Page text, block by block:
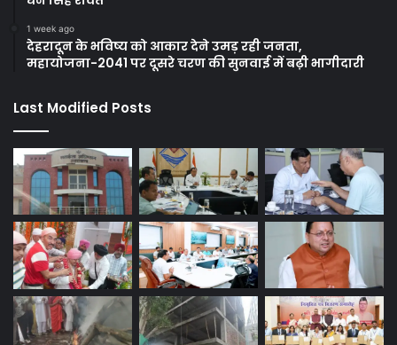
1 week ago
देहरादून के भविष्य को आकार देने उमड़ रही जनता,
महायोजना-2041 पर दूसरे चरण की सुनवाई में बढ़ी भागीदारी
Last Modified Posts